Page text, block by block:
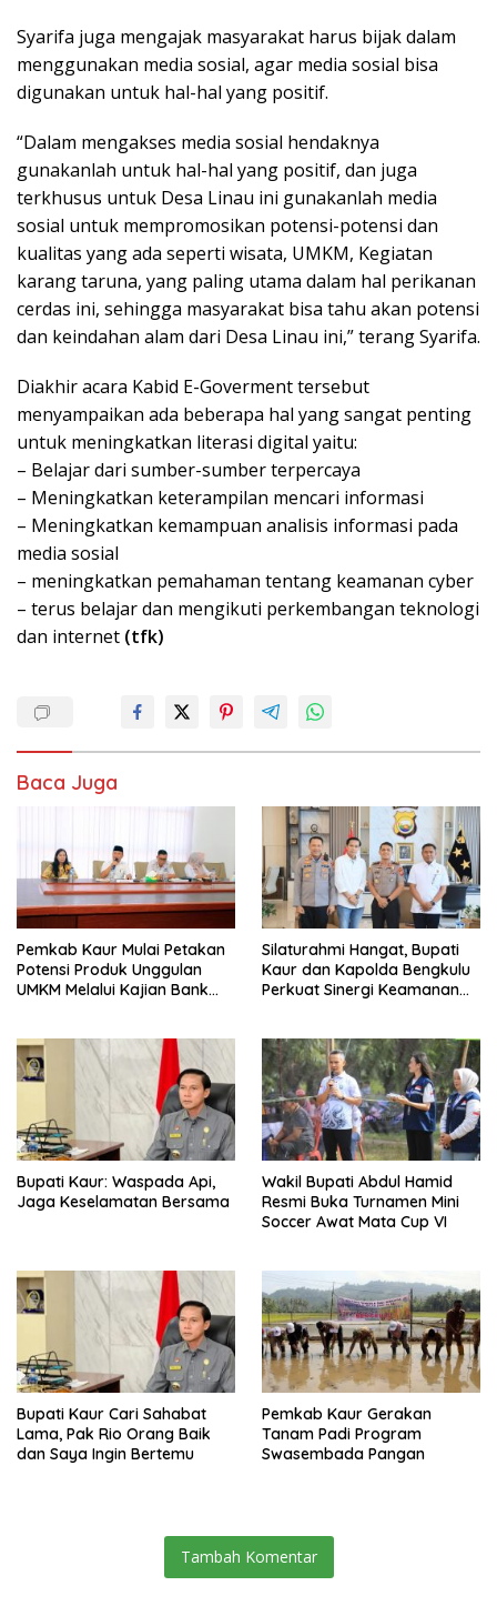
Syarifa juga mengajak masyarakat harus bijak dalam
menggunakan media sosial, agar media sosial bisa
digunakan untuk hal-hal yang positif.
“Dalam mengakses media sosial hendaknya
gunakanlah untuk hal-hal yang positif, dan juga
terkhusus untuk Desa Linau ini gunakanlah media
sosial untuk mempromosikan potensi-potensi dan
kualitas yang ada seperti wisata, UMKM, Kegiatan
karang taruna, yang paling utama dalam hal perikanan
cerdas ini, sehingga masyarakat bisa tahu akan potensi
dan keindahan alam dari Desa Linau ini,” terang Syarifa.
Diakhir acara Kabid E-Goverment tersebut
menyampaikan ada beberapa hal yang sangat penting
untuk meningkatkan literasi digital yaitu:
– Belajar dari sumber-sumber terpercaya
– Meningkatkan keterampilan mencari informasi
– Meningkatkan kemampuan analisis informasi pada
media sosial
– meningkatkan pemahaman tentang keamanan cyber
– terus belajar dan mengikuti perkembangan teknologi
dan internet (tfk)
Baca Juga
Pemkab Kaur Mulai Petakan
Potensi Produk Unggulan
UMKM Melalui Kajian Bank
Silaturahmi Hangat, Bupati
Kaur dan Kapolda Bengkulu
Perkuat Sinergi Keamanan
Bupati Kaur: Waspada Api,
Jaga Keselamatan Bersama
Wakil Bupati Abdul Hamid
Resmi Buka Turnamen Mini
Soccer Awat Mata Cup VI
Bupati Kaur Cari Sahabat
Lama, Pak Rio Orang Baik
dan Saya Ingin Bertemu
Pemkab Kaur Gerakan
Tanam Padi Program
Swasembada Pangan
Tambah Komentar